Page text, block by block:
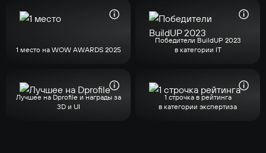
1 место на WOW AWARDS 2025
Победители BuildUP 2023
в категории IT
Лучшее на Dprofile и награды за
3D и UI
1 строчка в рейтинга
в категории экспертиза